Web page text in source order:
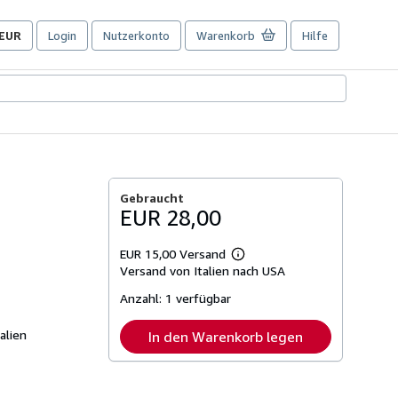
EUR
Login Nutzerkonto Warenkorb Hilfe
Gebraucht
EUR 28,00
EUR 15,00 Versand
Weitere
Informationen
Versand von Italien nach USA
Anzahl: 1 verfügbar
In den Warenkorb legen